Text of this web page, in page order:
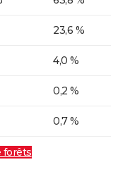
23,6 %
4,0 %
0,2 %
0,7 %
forêts